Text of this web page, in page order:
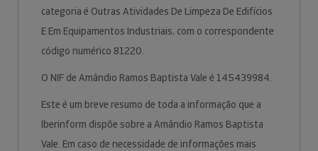
categoria é Outras Atividades De Limpeza De Edifícios
E Em Equipamentos Industriais, com o correspondente
código numérico 81220.
O NIF de Amândio Ramos Baptista Vale é 145439984.
Este é um breve resumo de toda a informação que a
Iberinform dispõe sobre a Amândio Ramos Baptista
Vale. Em caso de necessidade de informações mais